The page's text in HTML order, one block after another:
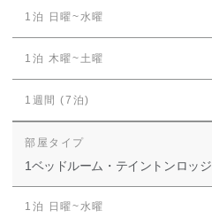
1ベッドルーム・テイントンロッジ